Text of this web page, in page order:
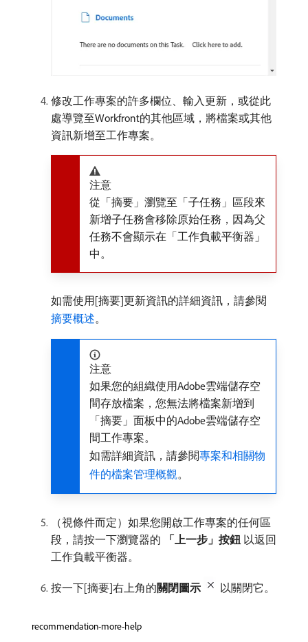
修改工作專案的許多欄位、輸入更新，或從此
處導覽至Workfront的其他區域，將檔案或其他
資訊新增至工作專案。
注意
從「摘要」瀏覽至「子任務」區段來
新增子任務會移除原始任務，因為父
任務不會顯示在「工作負載平衡器」
中。
如需使用[摘要]更新資訊的詳細資訊，請參閱
摘要概述。
注意
如果您的組織使用Adobe雲端儲存空
間存放檔案，您無法將檔案新增到
「摘要」面板中的Adobe雲端儲存空
間工作專案。
如需詳細資訊，請參閱專案和相關物
件的檔案管理概觀。
（視條件而定）如果您開啟工作專案的任何區
段，請按一下瀏覽器的​
「上一步」按鈕 ​以返回
工作負載平衡器。
按一下[摘要]右上角的​關閉圖示 以關閉它。
recommendation-more-help